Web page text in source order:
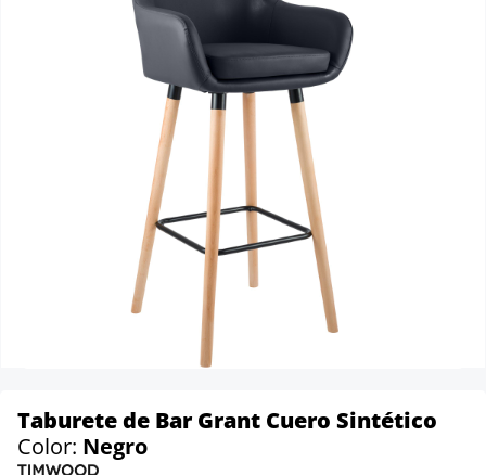
Taburete de Bar Grant Cuero Sintético
Color: Negro